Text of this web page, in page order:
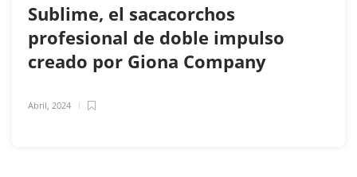
Sublime, el sacacorchos
profesional de doble impulso
creado por Giona Company
Abril, 2024